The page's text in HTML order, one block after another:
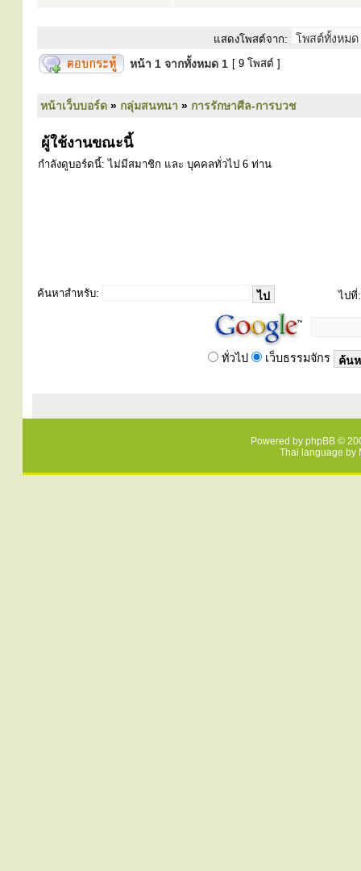
แสดงโพสต์จาก:
หน้า 1 จากทั้งหมด 1 [ 9 โพสต์ ]
หน้าเว็บบอร์ด » กลุ่มสนทนา » การรักษาศีล-การบวช
ผู้ใช้งานขณะนี้
กำลังดูบอร์ดนี้: ไม่มีสมาชิก และ บุคคลทั่วไป 6 ท่าน
ค้นหาสำหรับ: ไปที่:
ทั่วไป เว็บธรรมจักร
Powered by phpBB ©
Thai language by